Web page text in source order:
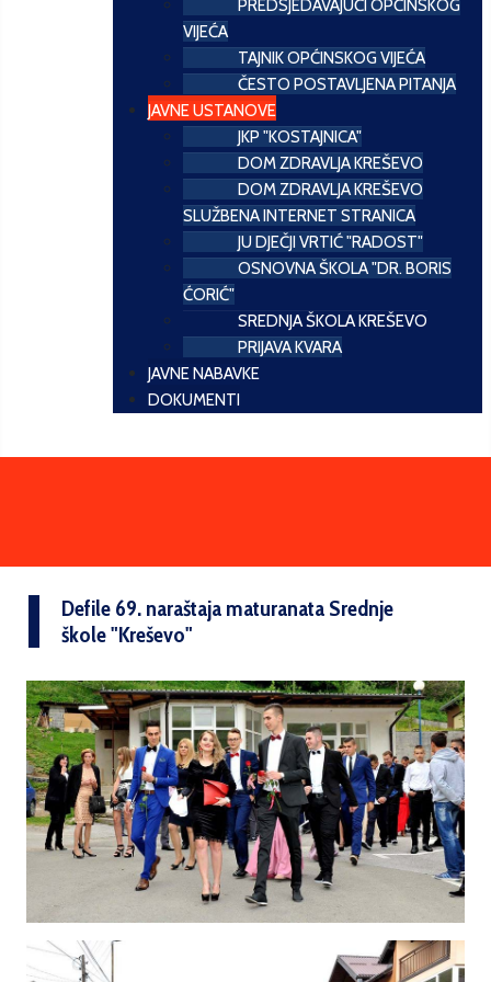
PREDSJEDAVAJUĆI OPĆINSKOG
VIJEĆA
TAJNIK OPĆINSKOG VIJEĆA
ČESTO POSTAVLJENA PITANJA
JAVNE USTANOVE
JKP "KOSTAJNICA"
DOM ZDRAVLJA KREŠEVO
DOM ZDRAVLJA KREŠEVO
SLUŽBENA INTERNET STRANICA
JU DJEČJI VRTIĆ "RADOST"
OSNOVNA ŠKOLA "DR. BORIS
ĆORIĆ"
SREDNJA ŠKOLA KREŠEVO
PRIJAVA KVARA
JAVNE NABAVKE
DOKUMENTI
Defile 69. naraštaja maturanata Srednje
škole "Kreševo"